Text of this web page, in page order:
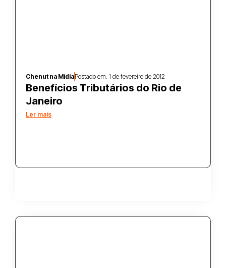
Chenut na MídiaPostado em: 1 de fevereiro de 2012
Benefícios Tributários do Rio de
Janeiro
Ler mais